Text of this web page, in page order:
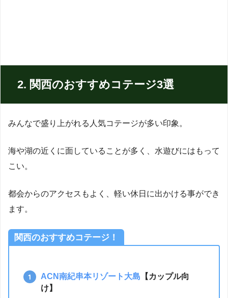
2. 関西のおすすめコテージ3選
みんなで盛り上がれる人気コテージが多い印象。
海や湖の近くに面していることが多く、水遊びにはもって
こい。
都会からのアクセスもよく、軽い休日に出かける事ができ
ます。
関西のおすすめコテージ！
ACN南紀串本リゾート大島 【カップル向
け】